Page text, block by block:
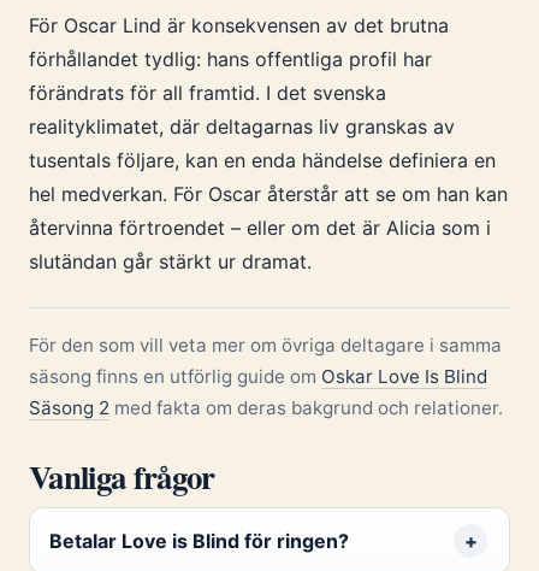
För Oscar Lind är konsekvensen av det brutna
förhållandet tydlig: hans offentliga profil har
förändrats för all framtid. I det svenska
realityklimatet, där deltagarnas liv granskas av
tusentals följare, kan en enda händelse definiera en
hel medverkan. För Oscar återstår att se om han kan
återvinna förtroendet – eller om det är Alicia som i
slutändan går stärkt ur dramat.
För den som vill veta mer om övriga deltagare i samma
säsong finns en utförlig guide om Oskar Love Is Blind
Säsong 2 med fakta om deras bakgrund och relationer.
Vanliga frågor
Betalar Love is Blind för ringen?